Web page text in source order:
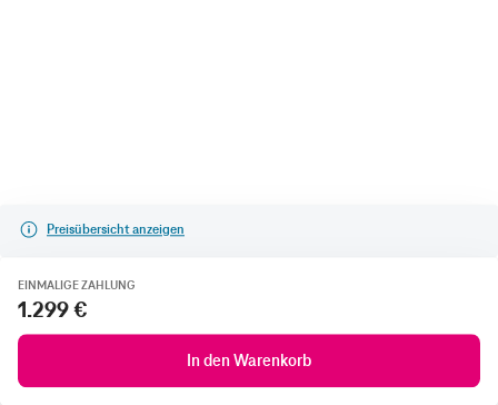
Preisübersicht anzeigen
EINMALIGE ZAHLUNG
1.299 €
In den Warenkorb